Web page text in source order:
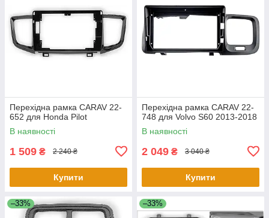
Перехідна рамка CARAV 22-
652 для Honda Pilot
В наявності
1 509 ₴ 2 240 ₴
Купити
Перехідна рамка CARAV 22-
748 для Volvo S60 2013-2018
В наявності
2 049 ₴ 3 040 ₴
Купити
–33% –33%